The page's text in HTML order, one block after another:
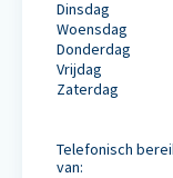
Dinsdag
Woensdag
Donderdag
Vrijdag
Zaterdag
Telefonisch
van: